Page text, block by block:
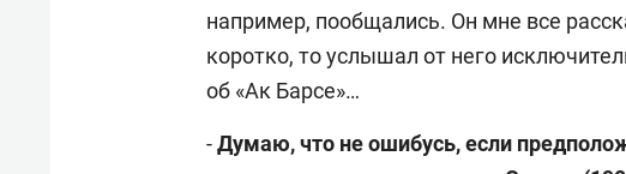
например, пообщались. Он мне все
коротко, то услышал от него
об «Ак Барсе»…
-Думаю, что не ошибусь, если